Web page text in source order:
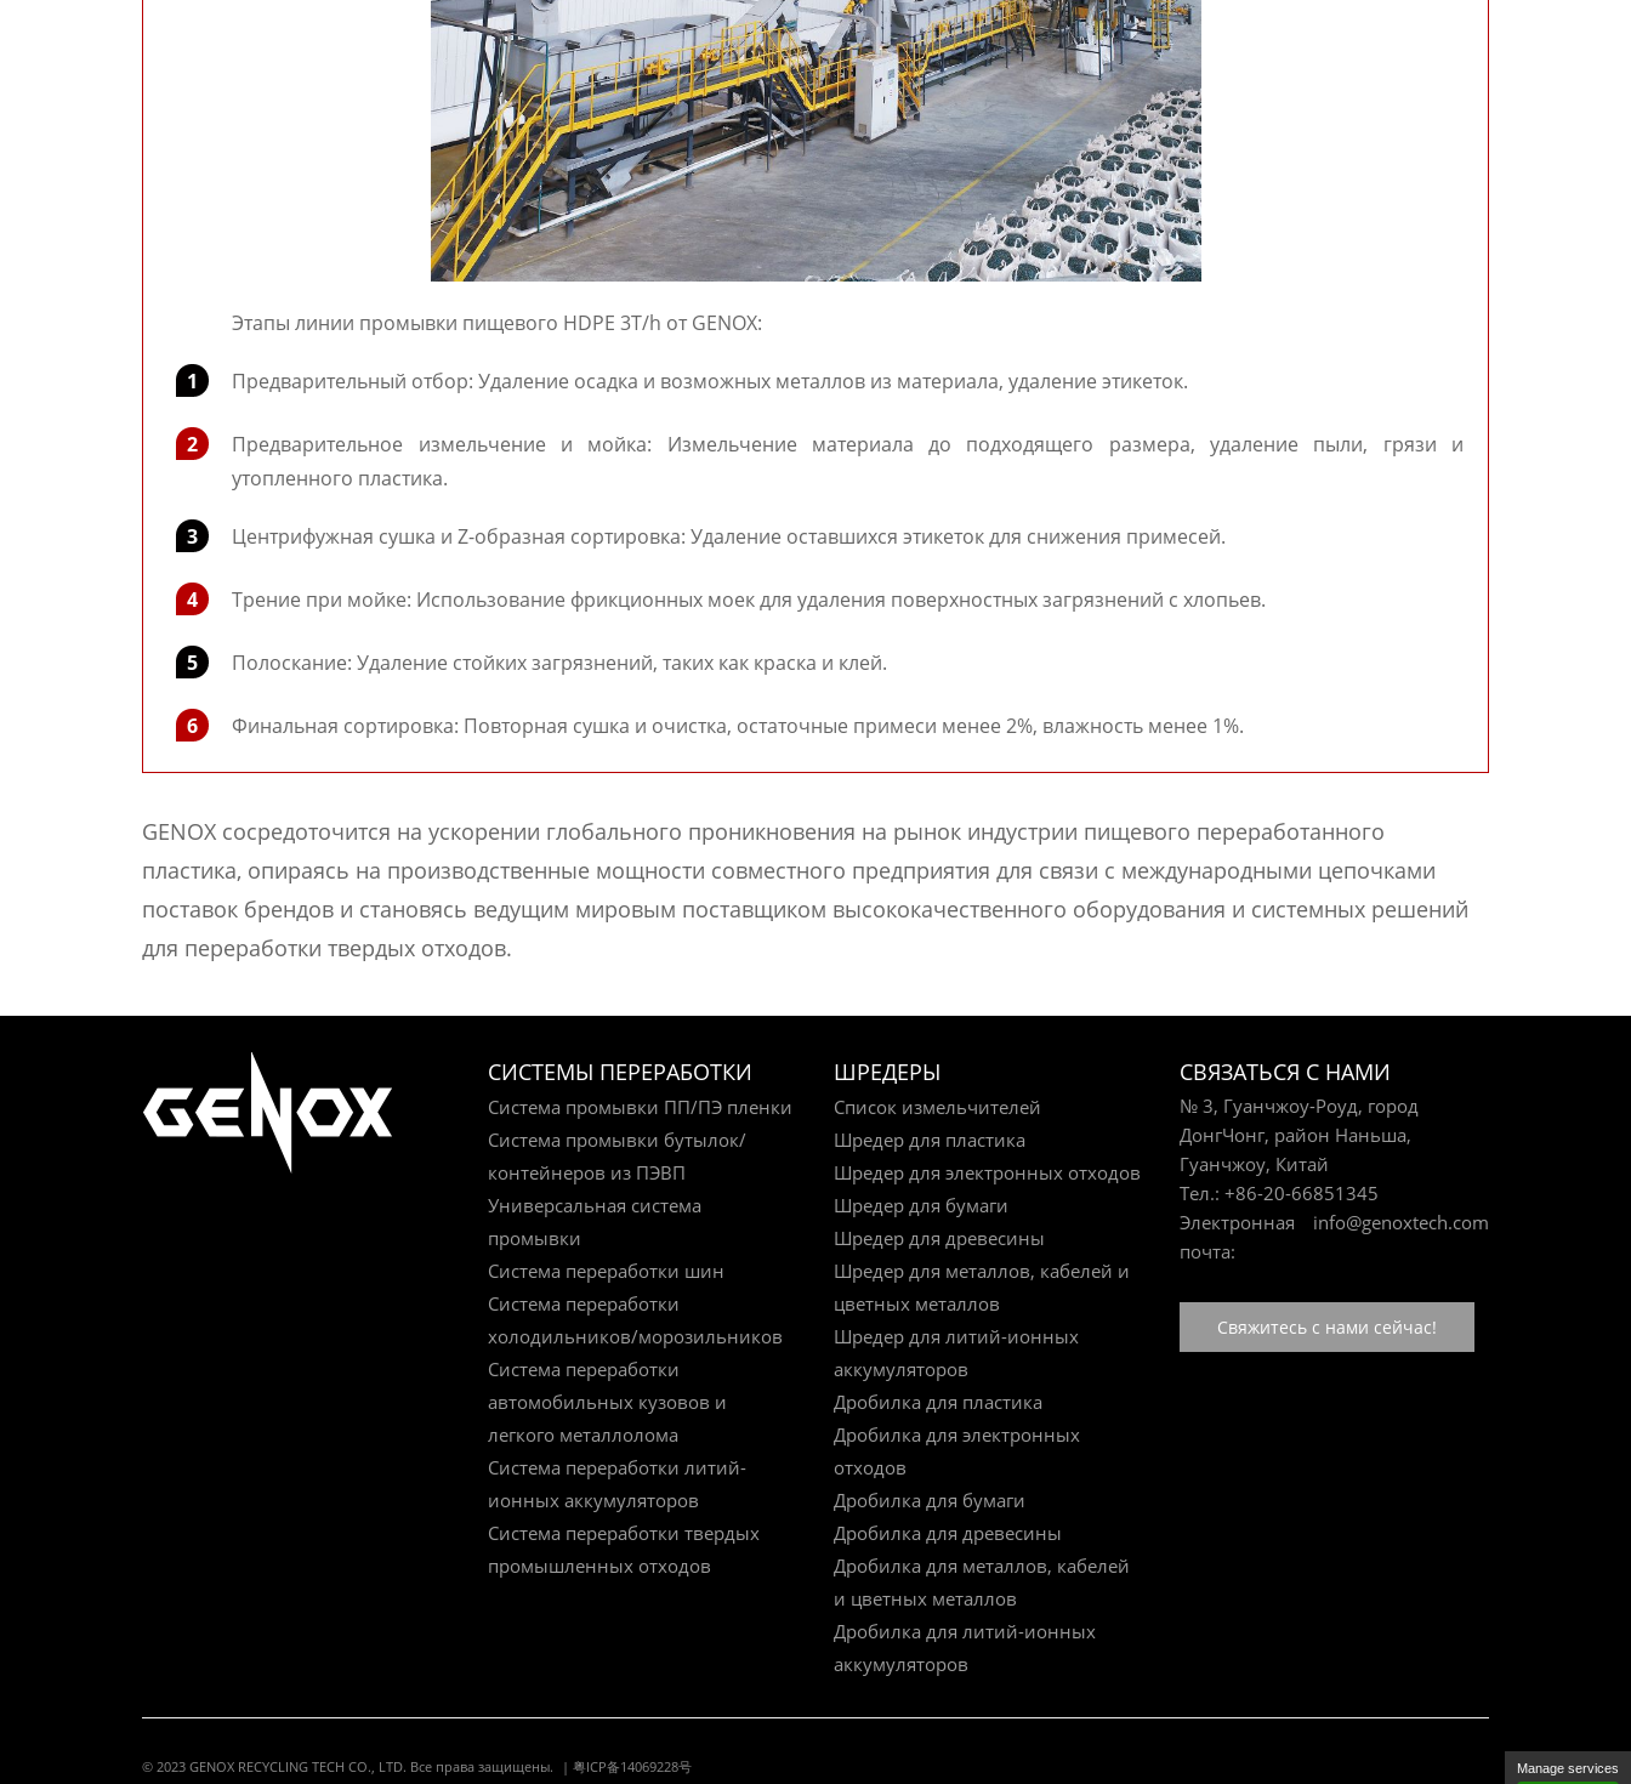
Этапы линии промывки пищевого HDPE 3T/h от GENOX:
1 Предварительный отбор: Удаление осадка и возможных металлов из материала, удаление этикеток.
2
Предварительное измельчение и мойка: Измельчение материала до подходящего размера, удаление пыли, грязи и
утопленного пластика.
3 Центрифужная сушка и Z-образная сортировка: Удаление оставшихся этикеток для снижения примесей.
4 Трение при мойке: Использование фрикционных моек для удаления поверхностных загрязнений с хлопьев.
5 Полоскание: Удаление стойких загрязнений, таких как краска и клей.
6 Финальная сортировка: Повторная сушка и очистка, остаточные примеси менее 2%, влажность менее 1%.
GENOX сосредоточится на ускорении глобального проникновения на рынок индустрии пищевого переработанного
пластика, опираясь на производственные мощности совместного предприятия для связи с международными цепочками
поставок брендов и становясь ведущим мировым поставщиком высококачественного оборудования и системных решений
для переработки твердых отходов.
СИСТЕМЫ ПЕРЕРАБОТКИ
Система промывки ПП/ПЭ пленки
Система промывки бутылок/
контейнеров из ПЭВП
Универсальная система
промывки
Система переработки шин
Система переработки
холодильников/морозильников
Система переработки
автомобильных кузовов и
легкого металлолома
Система переработки литий-
ионных аккумуляторов
Система переработки твердых
промышленных отходов
ШРЕДЕРЫ
Список измельчителей
Шредер для пластика
Шредер для электронных отходов
Шредер для бумаги
Шредер для древесины
Шредер для металлов, кабелей и
цветных металлов
Шредер для литий-ионных
аккумуляторов
Дробилка для пластика
Дробилка для электронных
отходов
Дробилка для бумаги
Дробилка для древесины
Дробилка для металлов, кабелей
и цветных металлов
Дробилка для литий-ионных
аккумуляторов
СВЯЗАТЬСЯ С НАМИ
№ 3, Гуанчжоу-Роуд, город
ДонгЧонг, район Наньша,
Гуанчжоу, Китай
Тел.: +86-20-66851345
Электронная
почта:
info@genoxtech.com
Свяжитесь с нами сейчас!
© 2023 GENOX RECYCLING TECH CO., LTD. Все права защищены. | 粤ICP备14069228号 Manage services